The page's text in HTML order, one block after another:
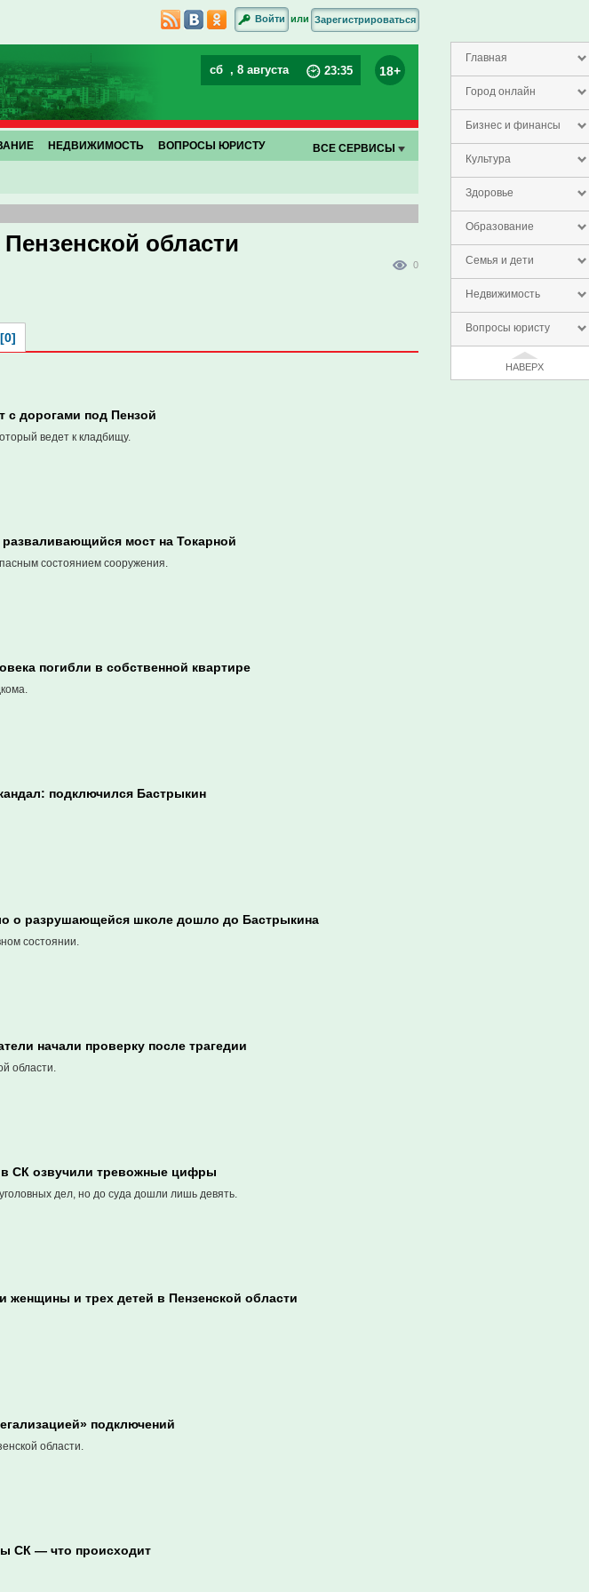
Главная
Город онлайн
Бизнес и финансы
Культура
Здоровье
Образование
Семья и дети
Недвижимость
Вопросы юристу
НАВЕРХ
Войти или Зарегистрироваться
сб , 8 августа 23:35 18+
НЕДВИЖИМОСТЬ ВОПРОСЫ ЮРИСТУ ВСЕ СЕРВИСЫ
области
0
с дорогами под Пензой
ведет к кладбищу.
разваливающийся мост на Токарной
состоянием сооружения.
погибли в собственной квартире
подключился Бастрыкин
о разрушающейся школе дошло до Бастрыкина
состоянии.
начали проверку после трагедии
области.
в СК озвучили тревожные цифры
дел, но до суда дошли лишь девять.
женщины и трех детей в Пензенской области
подключений
области.
СК — что происходит